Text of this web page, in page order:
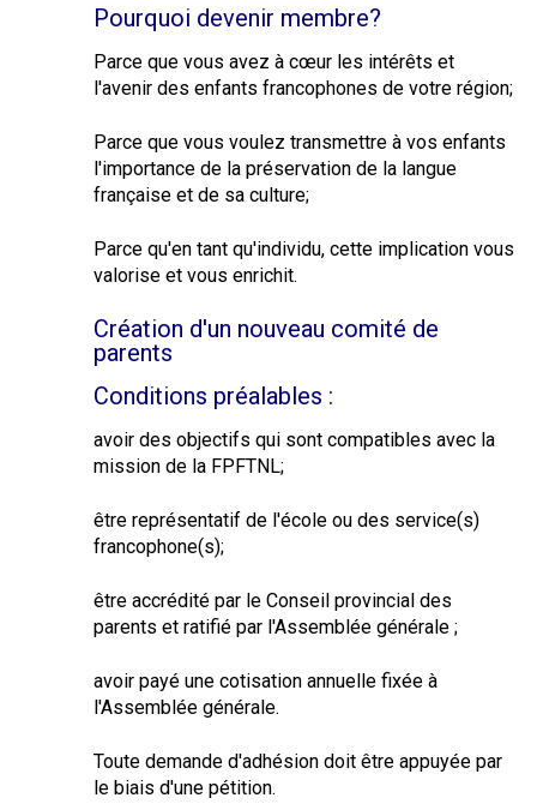
Pourquoi devenir membre?
Parce que vous avez à cœur les intérêts et
l'avenir des enfants francophones de votre région;
Parce que vous voulez transmettre à vos enfants
l'importance de la préservation de la langue
française et de sa culture;
Parce qu'en tant qu'individu, cette implication vous
valorise et vous enrichit.
Création d'un nouveau comité de
parents
Conditions préalables :
avoir des objectifs qui sont compatibles avec la
mission de la FPFTNL;
être représentatif de l'école ou des service(s)
francophone(s);
être accrédité par le Conseil provincial des
parents et ratifié par l'Assemblée générale ;
avoir payé une cotisation annuelle fixée à
l'Assemblée générale.
Toute demande d'adhésion doit être appuyée par
le biais d'une pétition.